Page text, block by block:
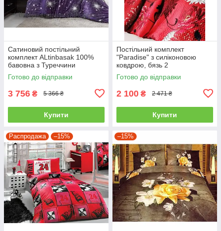
Сатиновий постільний
комплект ALtinbasak 100%
бавовна з Туреччини
двоспальний - євро
Готово до відправки
3 756 ₴ 5 366 ₴
Купити
Постільний комплект
"Paradise" з силіконовою
ковдрою, бязь 2
Готово до відправки
2 100 ₴ 2 471 ₴
Купити
Распродажа –15% –15%